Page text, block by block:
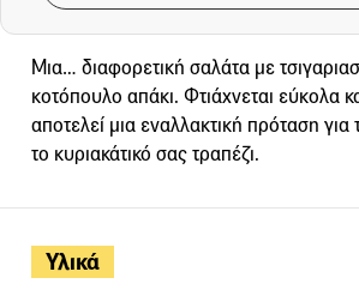
Υλικά
Μια… διαφορετική σαλάτα με
κοτόπουλο απάκι. Φτιάχνεται εύκολα
αποτελεί μια εναλλακτική πρόταση
το κυριακάτικό σας τραπέζι.